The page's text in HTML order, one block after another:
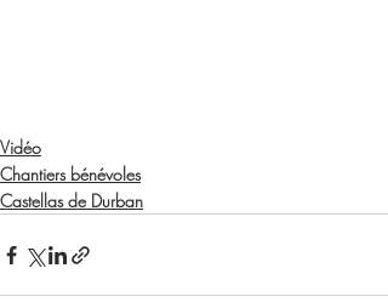
Vidéo
Chantiers bénévoles
Castellas de Durban